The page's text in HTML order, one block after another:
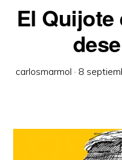
'underground'
'avant-
El Quijote
carlosmarmol · 8